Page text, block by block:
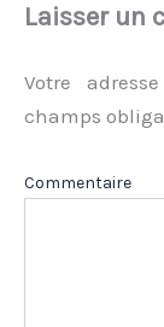
Laisser un
Votre
champs